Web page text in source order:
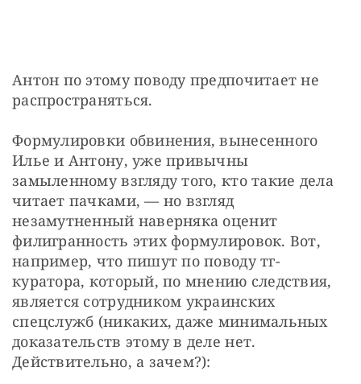
Антон по этому поводу предпочитает не
распространяться.
Формулировки обвинения, вынесенного
Илье и Антону, уже привычны
замыленному взгляду того, кто такие дела
читает пачками, — но взгляд
незамутненный наверняка оценит
филигранность этих формулировок. Вот,
например, что пишут по поводу тг-
куратора, который, по мнению следствия,
является сотрудником украинских
спецслужб (никаких, даже минимальных
доказательств этому в деле нет.
Действительно, а зачем?):